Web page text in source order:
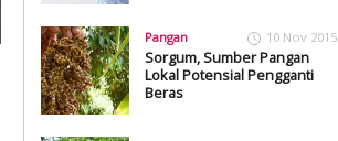
Pangan 10 Nov 2015
Sorgum, Sumber Pangan
Lokal Potensial Pengganti
Beras